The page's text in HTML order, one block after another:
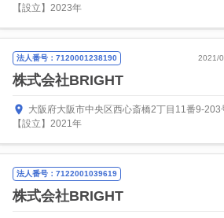
【設立】2023年
法人番号：7120001238190 2021/
株式会社BRIGHT
大阪府大阪市中央区西心斎橋2丁目11番9-203
【設立】2021年
法人番号：7122001039619
株式会社BRIGHT